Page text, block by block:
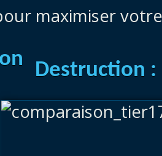
maximiser
Destruction :